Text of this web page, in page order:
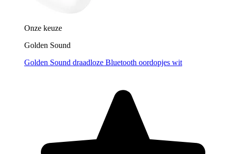
Onze keuze
Golden Sound
Golden Sound draadloze Bluetooth oordopjes wit